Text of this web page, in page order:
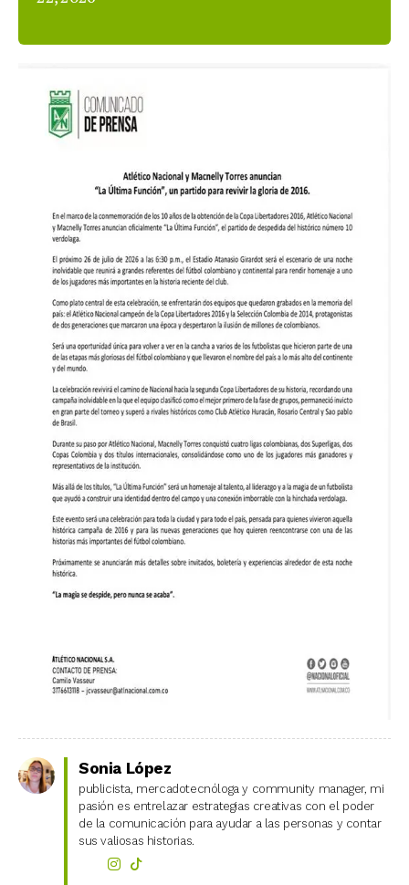
Sonia López
publicista, mercadotecnóloga y community manager, mi
pasión es entrelazar estrategias creativas con el poder
de la comunicación para ayudar a las personas y contar
sus valiosas historias.